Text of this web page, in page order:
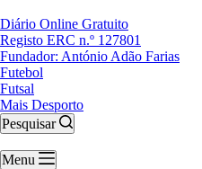
Diário Online Gratuito
Registo ERC n.º 127801
Fundador: António Adão Farias
Futebol
Futsal
Mais Desporto
Pesquisar
Menu